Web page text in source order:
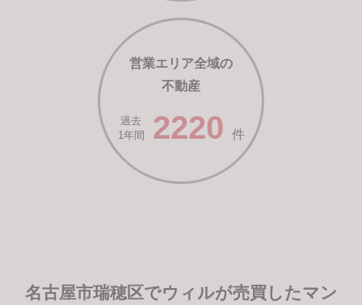
営業エリア全域の
不動産
過去
1年間
2220 件
名古屋市瑞穂区でウィルが売買したマン